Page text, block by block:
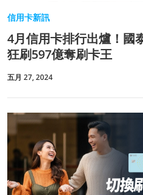
信用卡新訊
4月信用卡排行出爐！國
狂刷597億奪刷卡王
五月 27, 2024